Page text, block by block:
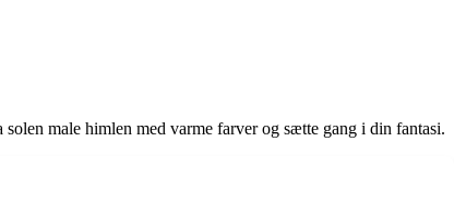
male himlen med varme farver og sætte gang i din fantasi.